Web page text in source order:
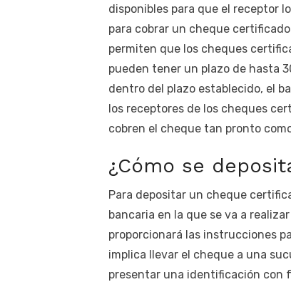
disponibles para que el receptor
para cobrar un cheque
permiten que los cheques
pueden tener un plazo de hasta
dentro del plazo establecido, el
los receptores de los cheques
cobren el cheque tan pronto
¿Cómo se
Para depositar un cheque
bancaria en la que se va a
proporcionará las instrucciones
implica llevar el cheque a una
presentar una identificación con